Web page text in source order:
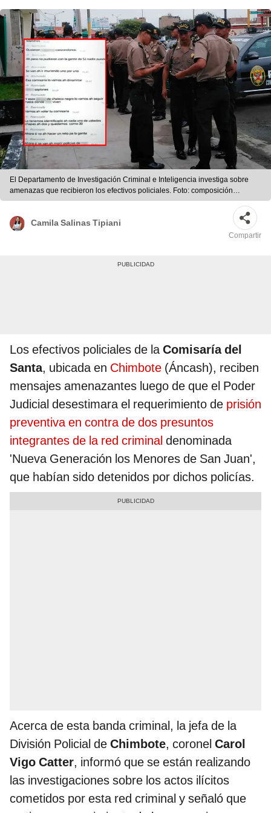
El Departamento de Investigación Criminal e Inteligencia investiga sobre
amenazas que recibieron los efectivos policiales. Foto: composición
LR/Latina Noticias/Andina
Camila Salinas Tipiani
Compartir
Los efectivos policiales de laComisaría del
Santa, ubicada en Chimbote (Áncash), reciben
mensajes amenazantes luego de que el Poder
Judicial desestimara el requerimiento de prisión
preventiva en contra de dos presuntos
integrantes de la red criminal denominada
'Nueva Generación los Menores de San Juan',
que habían sido detenidos por dichos policías.
Acerca de esta banda criminal, la jefa de la
División Policial de Chimbote, coronel Carol
Vigo Catter, informó que se están realizando
las investigaciones sobre los actos ilícitos
cometidos por esta red criminal y señaló que